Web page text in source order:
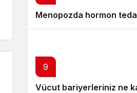
Menopozda hormon
9
Vücut bariyerleriniz ne